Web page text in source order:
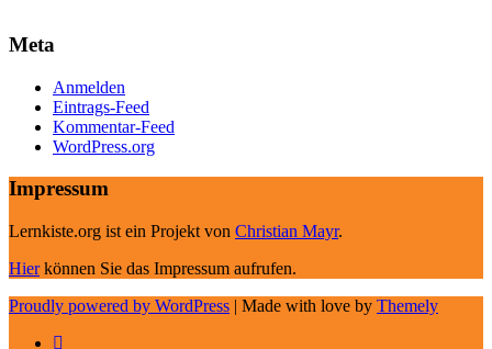
Meta
Anmelden
Eintrags-Feed
Kommentar-Feed
WordPress.org
Impressum
Lernkiste.org ist ein Projekt von Christian Mayr.
Hierkönnen Sie das Impressum aufrufen.
Proudly powered by WordPress | Made with love by Themely